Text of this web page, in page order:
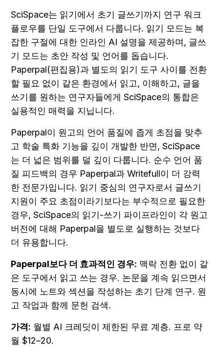
SciSpace는 읽기에서 초기 글쓰기까지 연구 워크
플로우를 단일 도구에서 다룹니다. 읽기 모드는 복
잡한 구절에 대한 인라인 AI 설명을 제공하며, 글쓰
기 모드는 초안 작성 및 언어를 돕습니다.
Paperpal(편집용)과 별도의 읽기 도구 사이를 전환
할 필요 없이 같은 환경에서 읽고, 이해하고, 글을
쓰기를 원하는 연구자들에게 SciSpace의 통합은
실용적인 매력을 지닙니다.
Paperpal이 원고의 언어 품질에 좁게 초점을 맞추
고 학술 특화 기능을 깊이 개발한 반면, SciSpace
는 더 넓은 범위를 덜 깊이 다룹니다. 순수 언어 품
질 피드백의 경우 Paperpal과 Writefull이 더 강력
한 전문가입니다. 읽기 중심의 연구자로서 글쓰기
지원이 주요 초점이라기보다는 부수적으로 필요한
경우, SciSpace의 읽기-쓰기 파이프라인이 각 원고
버전에 대해 Paperpal을 별도로 실행하는 것보다
더 유용합니다.
Paperpal보다 더 효과적인 경우: 맥락 전환 없이 같
은 도구에서 읽고 쓰는 경우. 논문을 계속 읽으면서
동시에 노트와 섹션을 작성하는 초기 단계 연구. 원
고 작업과 함께 문헌 검색.
가격: 월별 AI 크레딧이 제한된 무료 계층. 프로 약
월 $12–20.